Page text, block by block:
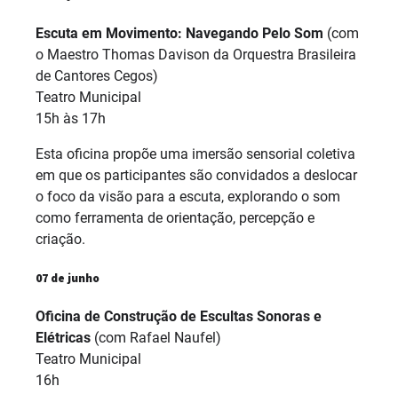
Escuta em Movimento: Navegando Pelo Som (com
o Maestro Thomas Davison da Orquestra Brasileira
de Cantores Cegos)
Teatro Municipal
15h às 17h
Esta oficina propõe uma imersão sensorial coletiva
em que os participantes são convidados a deslocar
o foco da visão para a escuta, explorando o som
como ferramenta de orientação, percepção e
criação.
07 de junho
Oficina de Construção de Escultas Sonoras e
Elétricas (com Rafael Naufel)
Teatro Municipal
16h